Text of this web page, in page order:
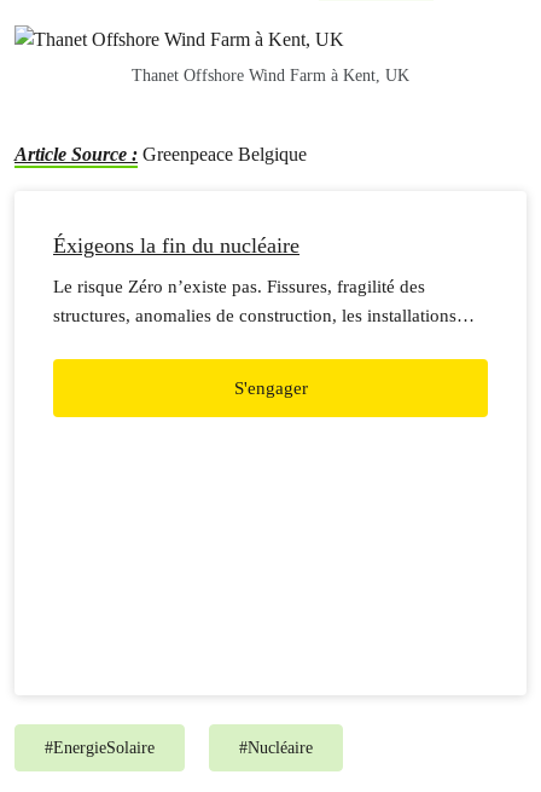
Thanet Offshore Wind Farm à Kent, UK
Article Source : Greenpeace Belgique
Éxigeons la fin du nucléaire
Le risque Zéro n’existe pas. Fissures, fragilité des
structures, anomalies de construction, les installations
S'engager
#EnergieSolaire #Nucléaire